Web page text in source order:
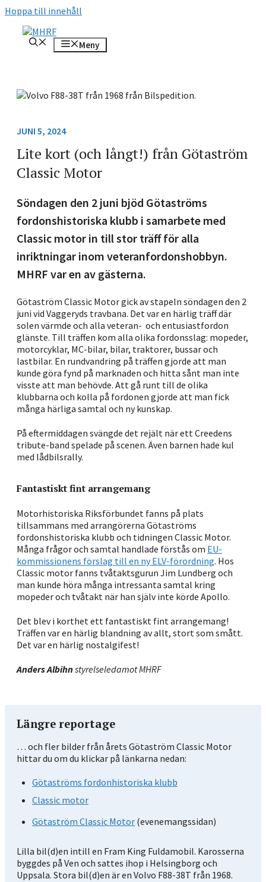
Hoppa till innehåll
Meny
JUNI 5, 2024
Lite kort (och långt!) från Götaström
Classic Motor
Söndagen den 2 juni bjöd Götaströms
fordonshistoriska klubb i samarbete med
Classic motor in till stor träff för alla
inriktningar inom veteranfordonshobbyn.
MHRF var en av gästerna.
Götaström Classic Motor gick av stapeln söndagen den 2
juni vid Vaggeryds travbana. Det var en härlig träff där
solen värmde och alla veteran- och entusiastfordon
glänste. Till träffen kom alla olika fordonsslag: mopeder,
motorcyklar, MC-bilar, bilar, traktorer, bussar och
lastbilar. En rundvandring på träffen gjorde att man
kunde göra fynd på marknaden och hitta sånt man inte
visste att man behövde. Att gå runt till de olika
klubbarna och kolla på fordonen gjorde att man fick
många härliga samtal och ny kunskap.
På eftermiddagen svängde det rejält när ett Creedens
tribute-band spelade på scenen. Även barnen hade kul
med lådbilsrally.
Fantastiskt fint arrangemang
Motorhistoriska Riksförbundet fanns på plats
tillsammans med arrangörerna Götaströms
fordonshistoriska klubb och tidningen Classic Motor.
Många frågor och samtal handlade förstås om EU-
kommissionens förslag till en ny ELV-förordning. Hos
Classic motor fanns tvåtaktsgurun Jim Lundberg och
man kunde höra många intressanta samtal kring
mopeder och tvåtakt när han själv inte körde Apollo.
Det blev i korthet ett fantastiskt fint arrangemang!
Träffen var en härlig blandning av allt, stort som smått.
Det var en härlig nostalgifest!
Anders Albihnstyrelseledamot MHRF
Längre reportage
… och fler bilder från årets Götaström Classic Motor
hittar du om du klickar på länkarna nedan:
Götaströms fordonhistoriska klubb
Classic motor
Götaström Classic Motor (evenemangssidan)
Lilla bil(d)en intill en Fram King Fuldamobil. Karosserna
byggdes på Ven och sattes ihop i Helsingborg och
Uppsala. Stora bil(d)en är en Volvo F88-38T från 1968.